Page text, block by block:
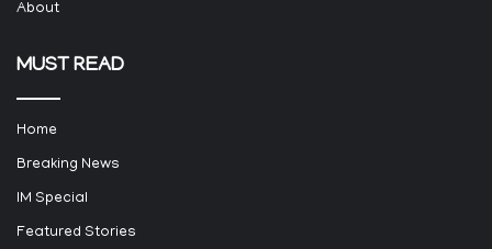
About
MUST READ
Home
Breaking News
IM Special
Featured Stories